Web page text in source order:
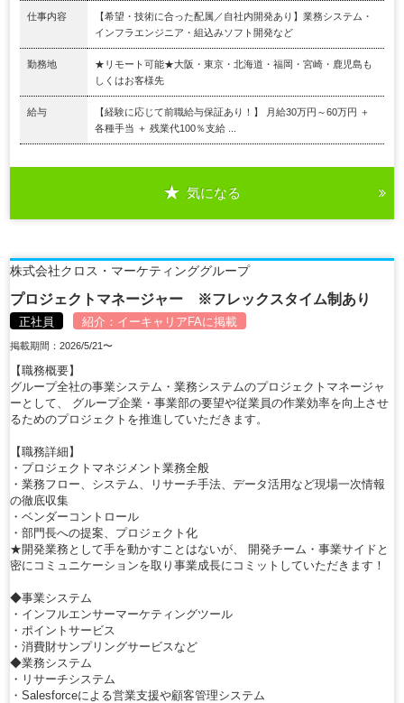
仕事内容
【希望・技術に合った配属／自社内開発あり】業務システム・
インフラエンジニア・組込みソフト開発など
勤務地
★リモート可能★大阪・東京・北海道・福岡・宮崎・鹿児島も
しくはお客様先
給与
【経験に応じて前職給与保証あり！】 月給30万円～60万円 ＋
各種手当 ＋ 残業代100％支給 ...
気になる
株式会社クロス・マーケティンググループ
プロジェクトマネージャー ※フレックスタイム制あり
正社員 紹介： イーキャリアFAに掲載
掲載期間：2026/5/21〜
【職務概要】
グループ全社の事業システム・業務システムのプロジェクトマネージャ
ーとして、 グループ企業・事業部の要望や従業員の作業効率を向上させ
るためのプロジェクトを推進していただきます。
【職務詳細】
・プロジェクトマネジメント業務全般
・業務フロー、システム、リサーチ手法、データ活用など現場一次情報
の徹底収集
・ベンダーコントロール
・部門長への提案、プロジェクト化
★開発業務として手を動かすことはないが、 開発チーム・事業サイドと
密にコミュニケーションを取り事業成長にコミットしていただきます！
◆事業システム
・インフルエンサーマーケティングツール
・ポイントサービス
・消費財サンプリングサービスなど
◆業務システム
・リサーチシステム
・Salesforceによる営業支援や顧客管理システム